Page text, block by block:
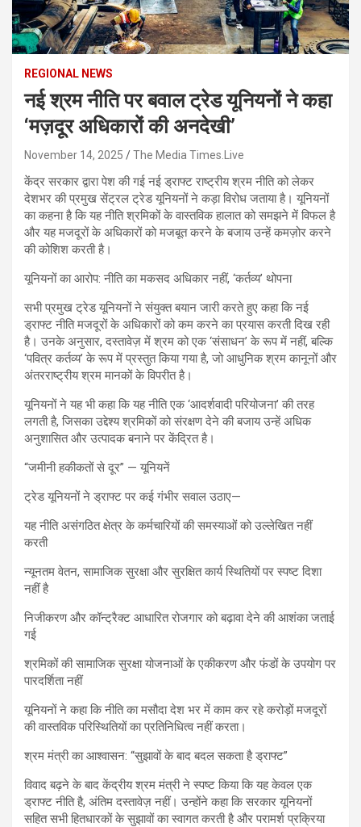
REGIONAL NEWS
नई श्रम नीति पर बवाल ट्रेड यूनियनों ने कहा
‘मज़दूर अधिकारों की अनदेखी’
November 14, 2025 The Media Times.Live
केंद्र सरकार द्वारा पेश की गई नई ड्राफ्ट राष्ट्रीय श्रम नीति को लेकर
देशभर की प्रमुख सेंट्रल ट्रेड यूनियनों ने कड़ा विरोध जताया है। यूनियनों
का कहना है कि यह नीति श्रमिकों के वास्तविक हालात को समझने में विफल है
और यह मजदूरों के अधिकारों को मजबूत करने के बजाय उन्हें कमज़ोर करने
की कोशिश करती है।
यूनियनों का आरोप: नीति का मकसद अधिकार नहीं, ‘कर्तव्य’ थोपना
सभी प्रमुख ट्रेड यूनियनों ने संयुक्त बयान जारी करते हुए कहा कि नई
ड्राफ्ट नीति मजदूरों के अधिकारों को कम करने का प्रयास करती दिख रही
है। उनके अनुसार, दस्तावेज़ में श्रम को एक ‘संसाधन’ के रूप में नहीं, बल्कि
‘पवित्र कर्तव्य’ के रूप में प्रस्तुत किया गया है, जो आधुनिक श्रम कानूनों और
अंतरराष्ट्रीय श्रम मानकों के विपरीत है।
यूनियनों ने यह भी कहा कि यह नीति एक ‘आदर्शवादी परियोजना’ की तरह
लगती है, जिसका उद्देश्य श्रमिकों को संरक्षण देने की बजाय उन्हें अधिक
अनुशासित और उत्पादक बनाने पर केंद्रित है।
“जमीनी हकीकतों से दूर” — यूनियनें
ट्रेड यूनियनों ने ड्राफ्ट पर कई गंभीर सवाल उठाए—
यह नीति असंगठित क्षेत्र के कर्मचारियों की समस्याओं को उल्लेखित नहीं
करती
न्यूनतम वेतन, सामाजिक सुरक्षा और सुरक्षित कार्य स्थितियों पर स्पष्ट दिशा
नहीं है
निजीकरण और कॉन्ट्रैक्ट आधारित रोजगार को बढ़ावा देने की आशंका जताई
गई
श्रमिकों की सामाजिक सुरक्षा योजनाओं के एकीकरण और फंडों के उपयोग पर
पारदर्शिता नहीं
यूनियनों ने कहा कि नीति का मसौदा देश भर में काम कर रहे करोड़ों मजदूरों
की वास्तविक परिस्थितियों का प्रतिनिधित्व नहीं करता।
श्रम मंत्री का आश्वासन: “सुझावों के बाद बदल सकता है ड्राफ्ट”
विवाद बढ़ने के बाद केंद्रीय श्रम मंत्री ने स्पष्ट किया कि यह केवल एक
ड्राफ्ट नीति है, अंतिम दस्तावेज़ नहीं। उन्होंने कहा कि सरकार यूनियनों
सहित सभी हितधारकों के सुझावों का स्वागत करती है और परामर्श प्रक्रिया